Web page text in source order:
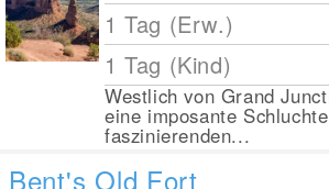
1 Tag (Erw.)
1 Tag (Kind)
Westlich von Grand
eine imposante
faszinierenden...
Bent's Old Fort